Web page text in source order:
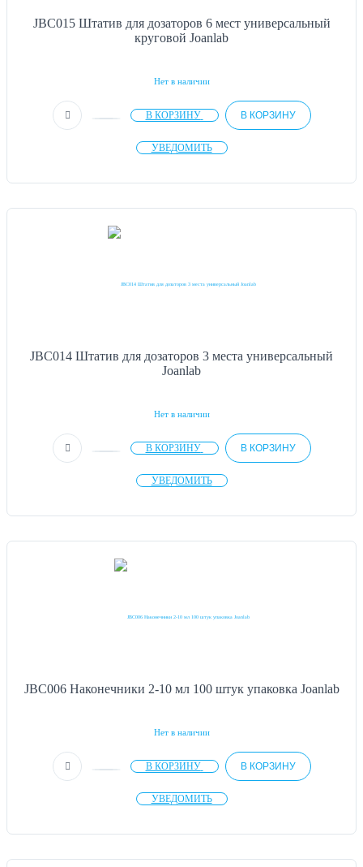
JBC015 Штатив для дозаторов 6 мест универсальный
круговой Joanlab
Нет в наличии
В КОРЗИНУ В КОРЗИНУ
УВЕДОМИТЬ
JBC014 Штатив для дозаторов 3 места универсальный
Joanlab
Нет в наличии
В КОРЗИНУ В КОРЗИНУ
УВЕДОМИТЬ
JBC006 Наконечники 2-10 мл 100 штук упаковка Joanlab
Нет в наличии
В КОРЗИНУ В КОРЗИНУ
УВЕДОМИТЬ